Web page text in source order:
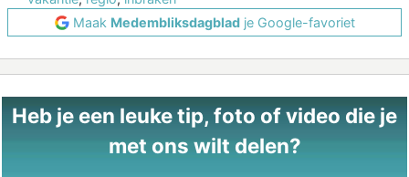
Maak Medembliksdagbladje Google-favoriet
Heb je een leuke tip, foto of video die je
met ons wilt delen?